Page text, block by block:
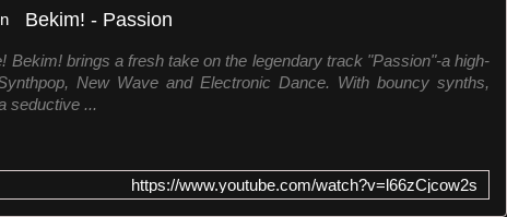
Bekim! - Passion
Bekim! brings a fresh take on the legendary track "Passion"-a high-
New Wave and Electronic Dance. With bouncy synths,
seductive ...
https://www.youtube.com/watch?v=l66zCjcow2s